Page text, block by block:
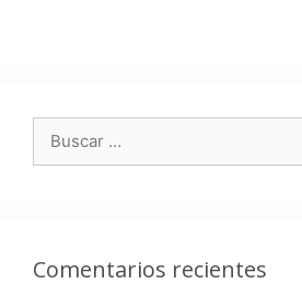
Comentarios recientes